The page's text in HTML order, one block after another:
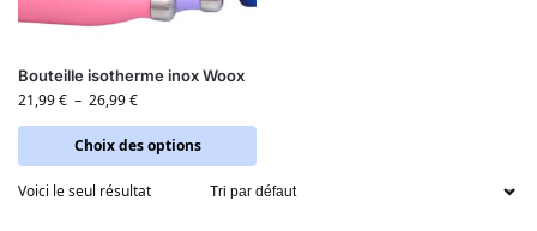
Bouteille isotherme inox Woox
21,99€ – 26,99€
Choix des options
Voici le seul résultat